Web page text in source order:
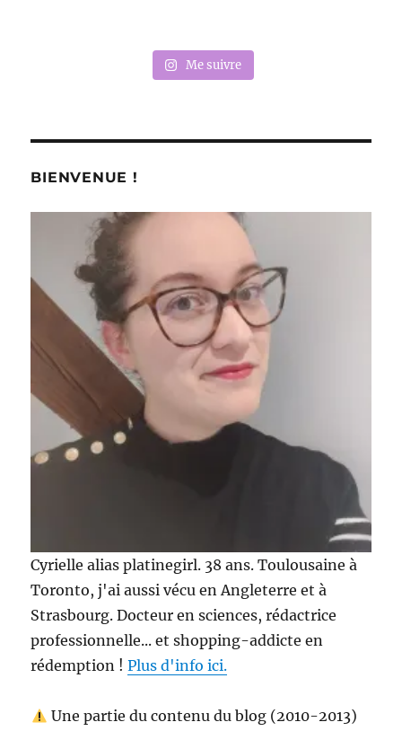
Me suivre
BIENVENUE !
Cyrielle alias platinegirl. 38 ans. Toulousaine à
Toronto, j'ai aussi vécu en Angleterre et à
Strasbourg. Docteur en sciences, rédactrice
professionnelle... et shopping-addicte en
rédemption !Plus d'info ici.
Une partie du contenu du blog (2010-2013)